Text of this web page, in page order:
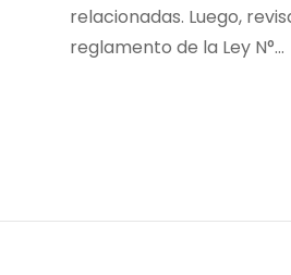
relacionadas. Luego,
reglamento de la Ley N°…